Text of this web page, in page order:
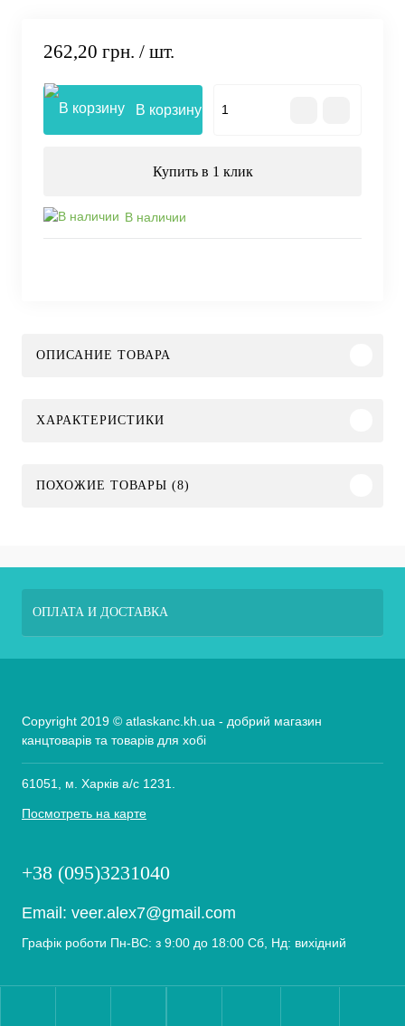
262,20 грн. / шт.
В корзину
Купить в 1 клик
В наличии
ОПИСАНИЕ ТОВАРА
ХАРАКТЕРИСТИКИ
ПОХОЖИЕ ТОВАРЫ (8)
ОПЛАТА И ДОСТАВКА
Copyright 2019 © atlaskanc.kh.ua - добрий магазин
канцтоварів та товарів для хобі
61051, м. Харків а/с 1231.
Посмотреть на карте
+38 (095)3231040
Email: veer.alex7@gmail.com
Графік роботи Пн-ВС: з 9:00 до 18:00 Сб, Нд: вихідний